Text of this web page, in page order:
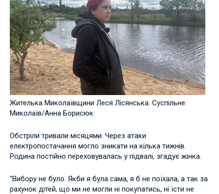
Жителька Миколаївщини Леся Лісянська. Суспільне
Миколаїв/Анна Борисюк
Обстріли тривали місяцями. Через атаки
електропостачання могло зникати на кілька тижнів.
Родина постійно переховувалась у підвалі, згадує жінка.
"Вибору не було. Якби я була сама, я б не поїхала, а так за
рахунок дітей, що ми не могли ні покупатись, ні їсти не